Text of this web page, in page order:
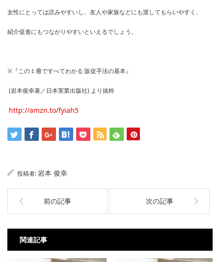
女性にとっては読みやすいし、友人や家族などにも渡してもらいやすく、
紹介促進にもつながりやすいといえるでしょう。
※『この１冊ですべてわかる 販促手法の基本』
(岩本俊幸著／日本実業出版社) より抜粋
http://amzn.to/fyiah5
投稿者:岩本 俊幸
前の記事 次の記事
関連記事